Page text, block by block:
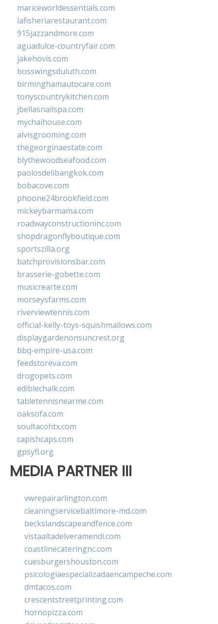
mariceworldessentials.com
lafisheriarestaurant.com
915jazzandmore.com
aguadulce-countryfair.com
jakehovis.com
bosswingsduluth.com
birminghamautocare.com
tonyscountrykitchen.com
jbellasnailspa.com
mychaihouse.com
alvisgrooming.com
thegeorginaestate.com
blythewoodseafood.com
paolosdelibangkok.com
bobacove.com
phoone24brookfield.com
mickeybarmama.com
roadwayconstructioninc.com
shopdragonflyboutique.com
sportszilla.org
batchprovisionsbar.com
brasserie-gobette.com
musicrearte.com
morseysfarms.com
riverviewtennis.com
official-kelly-toys-squishmallows.com
displaygardenonsuncrest.org
bbq-empire-usa.com
feedstoreva.com
drogopets.com
ediblechalk.com
tabletennisnearme.com
oaksofa.com
soultacohtx.com
capishcaps.com
gpsyfl.org
MEDIA PARTNER III
vwrepairarlington.com
cleaningservicebaltimore-md.com
beckslandscapeandfence.com
vistaaltadelveramendi.com
coastlinecateringnc.com
cuesburgershouston.com
psicologiaespecializadaencampeche.com
dmtacos.com
crescentstreetprinting.com
hornopizza.com